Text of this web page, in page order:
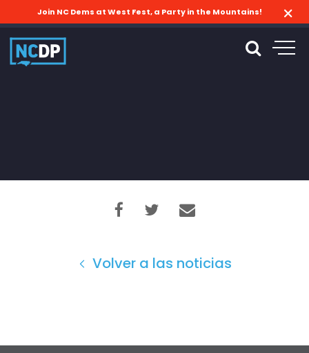
Join NC Dems at West Fest, a Party in the Mountains!
Volver a las noticias